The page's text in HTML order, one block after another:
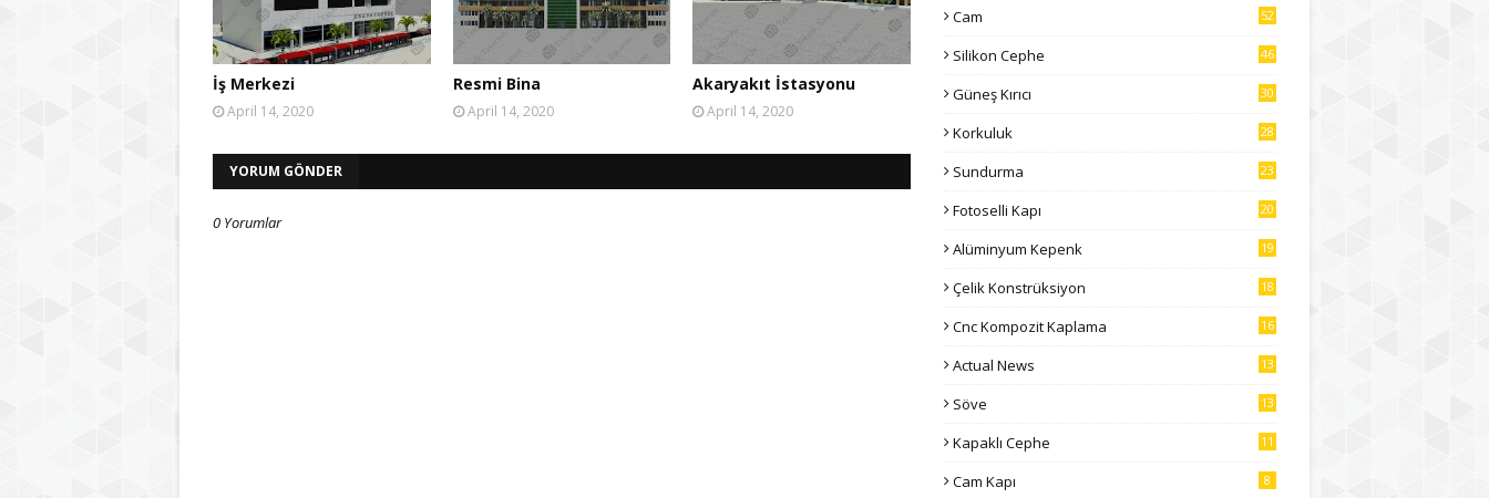
İş Merkezi
April 14, 2020
Resmi Bina
April 14, 2020
Akaryakıt İstasyonu
April 14, 2020
YORUM GÖNDER
0 Yorumlar
Cam 52
Silikon Cephe 46
Güneş Kırıcı 30
Korkuluk 28
Sundurma 23
Fotoselli Kapı 20
Alüminyum Kepenk 19
Çelik Konstrüksiyon 18
Cnc Kompozit Kaplama 16
Actual News 13
Söve 13
Kapaklı Cephe 11
Cam Kapı 8